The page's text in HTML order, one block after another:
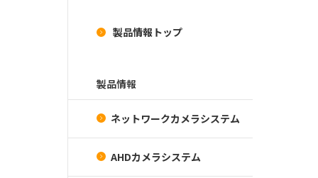
製品情報トップ
製品情報
ネットワークカメラシステム
AHDカメラシステム